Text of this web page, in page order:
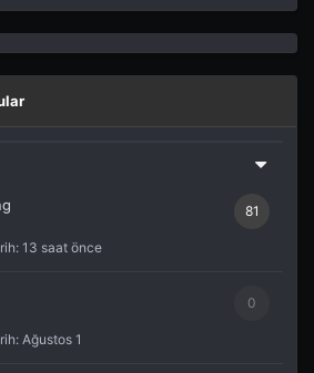
81
13 saat önce
0
Ağustos 1